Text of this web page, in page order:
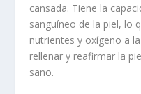
cansada. Tiene la
sanguíneo de la piel, lo
nutrientes y oxígeno a
rellenar y reafirmar la
sano.